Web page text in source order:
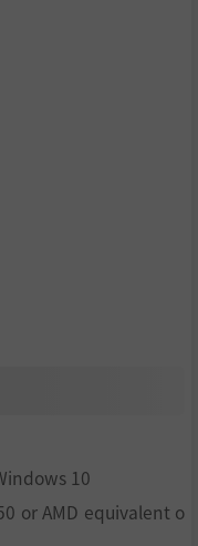
10
or AMD equivalent o